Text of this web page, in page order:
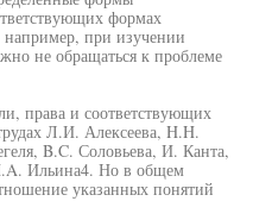
формах
при изучении
не обращаться к проблеме
права и соответствующих
Л.И. Алексеева, H.H.
B.C. Соловьева, И. Канта,
Ильина4. Но в общем
указанных понятий